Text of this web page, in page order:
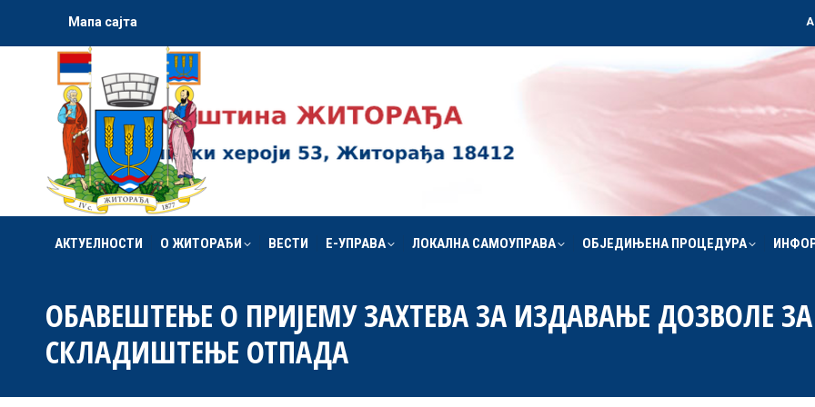
Мапа сајта
АКТУЕЛНОСТИ О ЖИТОРАЂИ ВЕСТИ Е-УПРАВА ЛОКАЛНА САМОУПРАВА ОБЈЕДИЊЕНА ПРОЦЕДУРА
ОБАВЕШТЕЊЕ О ПРИЈЕМУ ЗАХТЕВА ЗА ИЗДАВАЊЕ ДОЗВОЛЕ
СКЛАДИШТЕЊЕ ОТПАДА
АКТУЕЛНОСТИ